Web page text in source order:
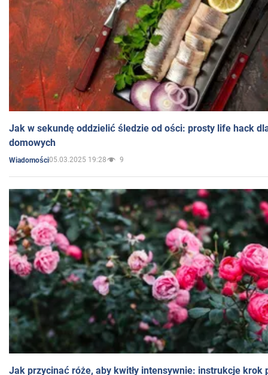
Jak w sekundę oddzielić śledzie od ości: prosty life hack
domowych
Wiadomości05.03.2025 19:28 9
Jak przycinać róże, aby kwitły intensywnie: instrukcje krok